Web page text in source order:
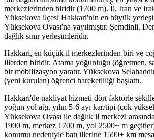
merkezlerinden biridir (1700 m). İl, İran ve
Yüksekova ilçesi Hakkari'nin en büyük
Yüksekova Ovası'na yayılmıştır. Şemdinli,
dağlık sınır yerleşimleridir.
Hakkari, en küçük il merkezlerinden biri ve
illerden biridir. Atama yoğunluğu (öğretmen,
bir mobilizasyon yaratır. Yüksekova
(yeni kurulan) öğrenci hareketliliği başlattı.
Hakkari'de nakliyat hizmeti dört faktörle
yoğun yol ağı, yılın 5-6 ayı kar/tipi (çok
Yüksekova Ovası ile dağlık il merkezi
1900 m, merkez 1700 m, yol 2500+ m
konumu nedeniyle batı illerine 1500+ km